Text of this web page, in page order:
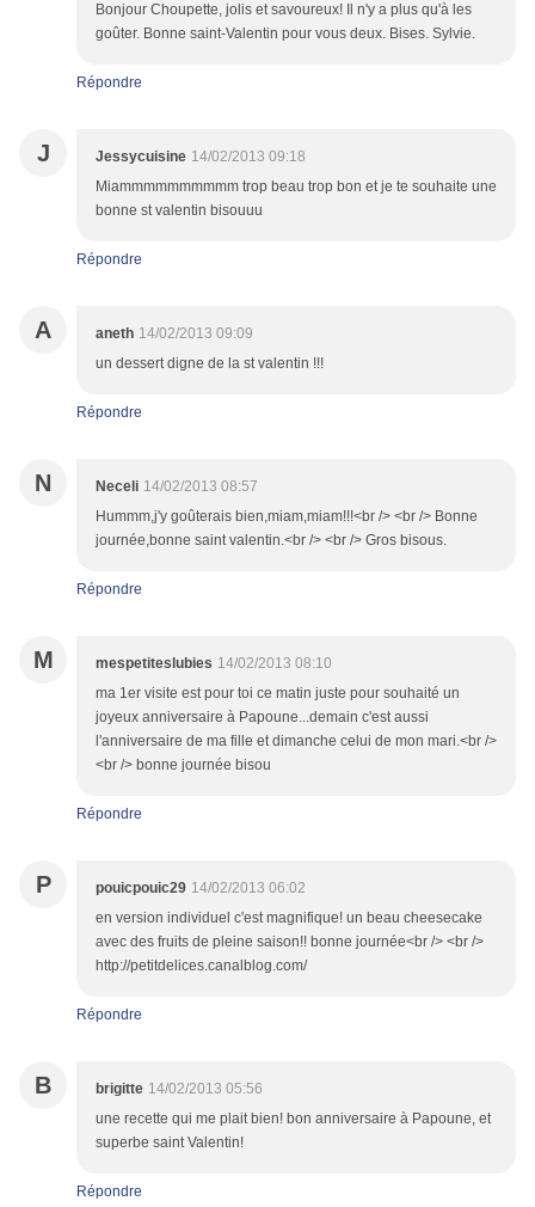
Bonjour Choupette, jolis et savoureux! Il n'y a plus qu'à les
goûter. Bonne saint-Valentin pour vous deux. Bises. Sylvie.
Répondre
J Jessycuisine 14/02/2013 09:18
Miammmmmmmmmm trop beau trop bon et je te souhaite une
bonne st valentin bisouuu
Répondre
A aneth 14/02/2013 09:09
un dessert digne de la st valentin !!!
Répondre
N Neceli 14/02/2013 08:57
Hummm,j'y goûterais bien,miam,miam!!!<br /> <br /> Bonne
journée,bonne saint valentin.<br /> <br /> Gros bisous.
Répondre
M mespetiteslubies 14/02/2013 08:10
ma 1er visite est pour toi ce matin juste pour souhaité un
joyeux anniversaire à Papoune...demain c'est aussi
l'anniversaire de ma fille et dimanche celui de mon mari.<br />
<br /> bonne journée bisou
Répondre
P pouicpouic29 14/02/2013 06:02
en version individuel c'est magnifique! un beau cheesecake
avec des fruits de pleine saison!! bonne journée<br /> <br />
http://petitdelices.canalblog.com/
Répondre
B brigitte 14/02/2013 05:56
une recette qui me plait bien! bon anniversaire à Papoune, et
superbe saint Valentin!
Répondre